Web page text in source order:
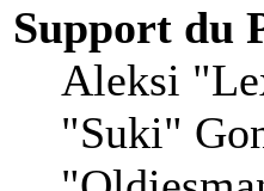
Support du
Aleksi
"Suki"